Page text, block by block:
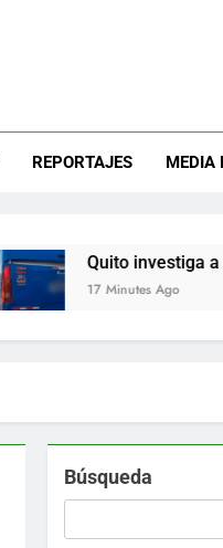
REPORTAJES MEDIA
Quito investiga a dos
17 Minutes Ago
Búsqueda